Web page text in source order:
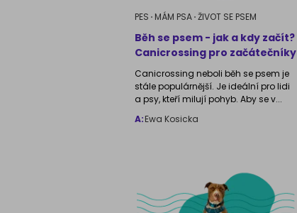
PES MÁM PSA ŽIVOT SE PSEM
Běh se psem - jak a kdy začít?
Canicrossing pro začátečníky
Canicrossing neboli běh se psem je
stále populárnější. Je ideální pro lidi
a psy, kteří milují pohyb. Aby se v...
A:Ewa Kosicka